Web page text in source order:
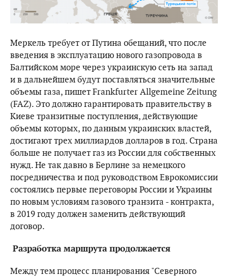
Меркель требует от Путина обещаний, что после
введения в эксплуатацию нового газопровода в
Балтийском море через украинскую сеть на запад
и в дальнейшем будут поставляться значительные
объемы газа, пишет Frankfurter Allgemeine Zeitung
(FAZ). Это должно гарантировать правительству в
Киеве транзитные поступления, действующие
объемы которых, по данным украинских властей,
достигают трех миллиардов долларов в год. Страна
больше не получает газ из России для собственных
нужд. Не так давно в Берлине за немецкого
посредничества и под руководством Еврокомиссии
состоялись первые переговоры России и Украины
по новым условиям газового транзита - контракта,
в 2019 году должен заменить действующий
договор.
Разработка маршрута продолжается
Между тем процесс планирования "Северного